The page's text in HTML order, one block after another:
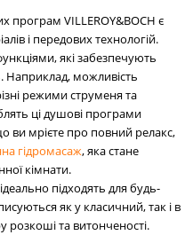
програм VILLEROY&BOCH є
і передових технологій.
які забезпечують
Наприклад, можливість
режими струменя та
ці душові програми
мрієте про повний релакс,
гідромасаж, яка стане
кімнати.
підходять для будь-
як у класичний, так і в
та витонченості.